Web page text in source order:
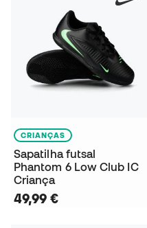
CRIANÇAS
Sapatilha futsal
Phantom 6 Low Club IC
Criança
49,99 €